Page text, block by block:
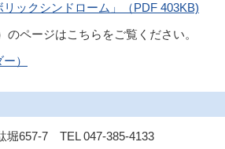
ックシンドローム」（PDF 403KB)
ページはこちらをご覧ください。
）
堀657-7 TEL 047-385-4133